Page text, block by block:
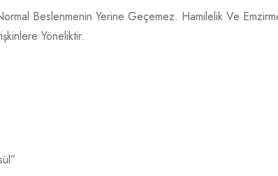
Beslenmenin Yerine Geçemez. Hamilelik Ve
Yöneliktir.